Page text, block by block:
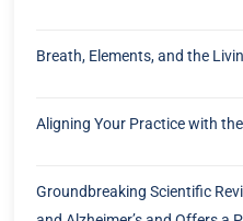
Breath, Elements, and the
Aligning Your Practice with
Groundbreaking Scientific